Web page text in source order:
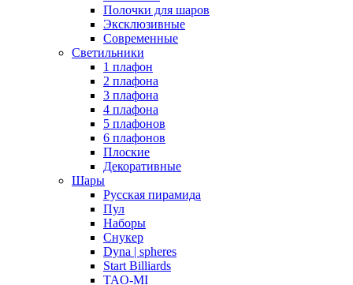
Полочки для шаров
Эксклюзивные
Современные
Светильники
1 плафон
2 плафона
3 плафона
4 плафона
5 плафонов
6 плафонов
Плоские
Декоративные
Шары
Русская пирамида
Пул
Наборы
Снукер
Dyna | spheres
Start Billiards
TAO-MI